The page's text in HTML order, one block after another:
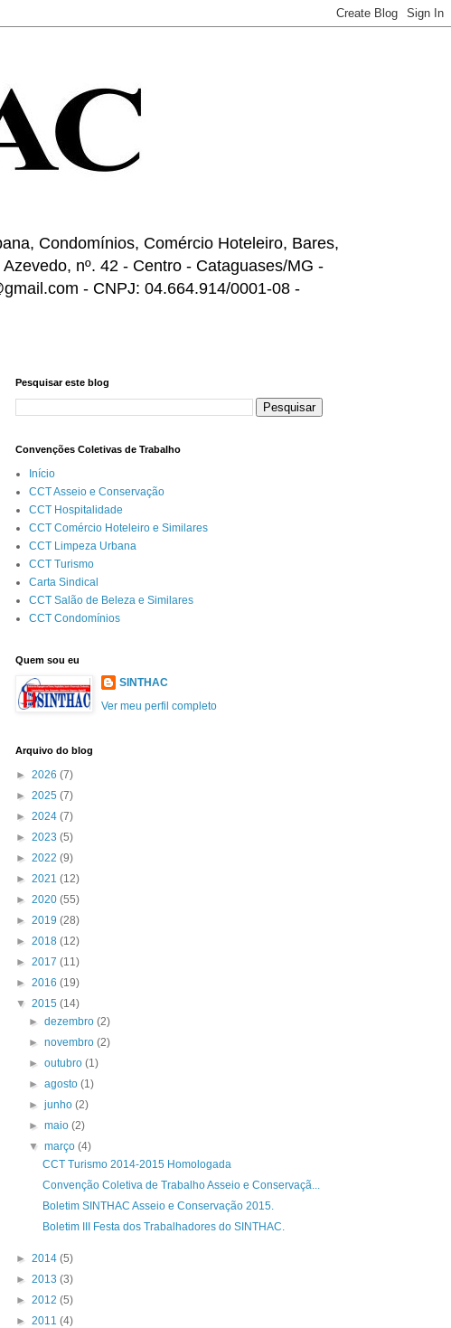
Condomínios, Comércio Hoteleiro, Bares,
nº. 42 - Centro - Cataguases/MG -
- CNPJ: 04.664.914/0001-08 -
Pesquisar este blog
Convenções Coletivas de Trabalho
Início
CCT Asseio e Conservação
CCT Hospitalidade
CCT Comércio Hoteleiro e Similares
CCT Limpeza Urbana
CCT Turismo
Carta Sindical
CCT Salão de Beleza e Similares
CCT Condomínios
Quem sou eu
SINTHAC
Ver meu perfil completo
Arquivo do blog
► 2026 (7)
► 2025 (7)
► 2024 (7)
► 2023 (5)
► 2022 (9)
► 2021 (12)
► 2020 (55)
► 2019 (28)
► 2018 (12)
► 2017 (11)
► 2016 (19)
▼ 2015 (14)
►dezembro(2)
►novembro(2)
►outubro(1)
►agosto(1)
►junho(2)
►maio(2)
▼março(4)
CCT Turismo 2014-2015 Homologada
Convenção Coletiva de Trabalho Asseio e Conservaçã...
Boletim SINTHAC Asseio e Conservação 2015.
Boletim III Festa dos Trabalhadores do SINTHAC.
► 2014 (5)
► 2013 (3)
► 2012 (5)
► 2011 (4)